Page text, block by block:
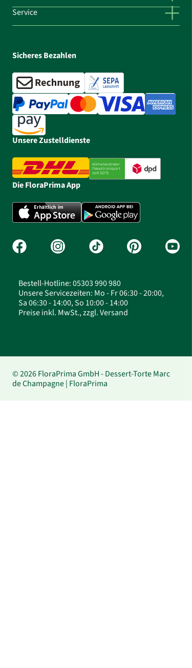
Service
Sicheres Bezahlen
Unsere Zustelldienste
Die FloraPrima App
Bestell-Hotline: 05303 990 980
Unsere Servicezeiten: Mo - Fr 06:30 - 20:00,
Sa 06:30 - 14:00, So 10:00 - 14:00
Preise inkl. MwSt., zzgl. Versand
© 2026 FloraPrima GmbH - Dessert-Torte Marc
de Champagne | FloraPrima